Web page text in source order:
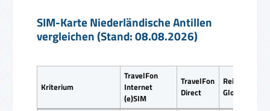
SIM-Karte Niederländische Antillen
vergleichen (Stand: 08.08.2026)
Kriterium
TravelFon
Internet
(e)SIM
TravelFon
Direct
ReiseSIM
Global SIM